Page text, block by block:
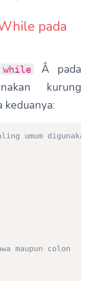
pada
while
Â pada
kurung
keduanya:
umum digunakan
maupun colon